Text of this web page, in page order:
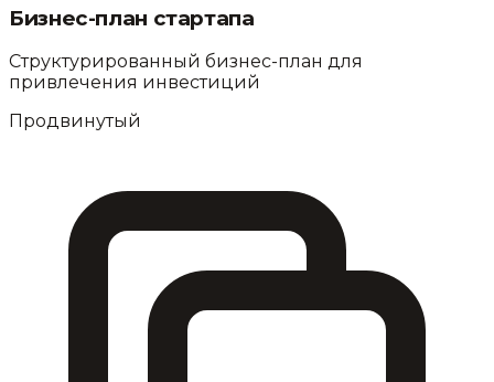
Бизнес-план стартапа
Структурированный бизнес-план для
привлечения инвестиций
Продвинутый